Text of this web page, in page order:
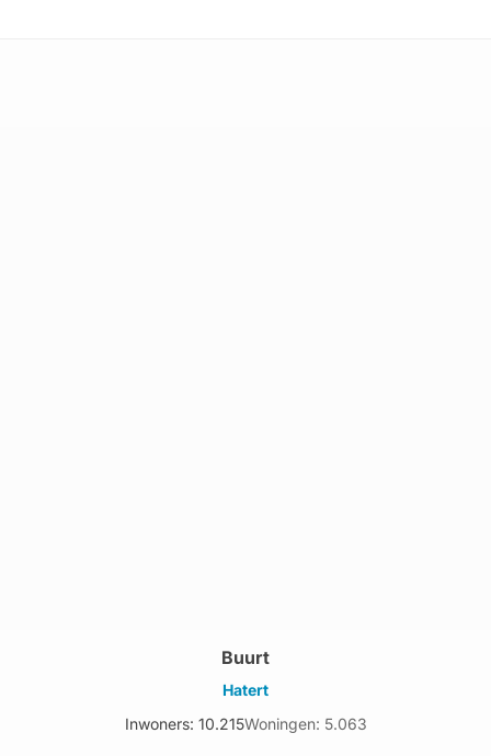
Buurt
Hatert
Inwoners: 10.215Woningen: 5.063